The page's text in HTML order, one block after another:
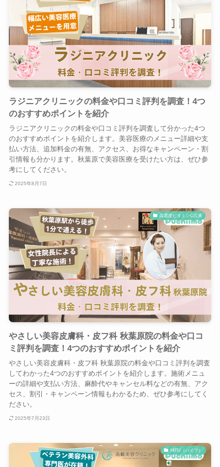
ラジニアクリニックの料金や口コミ評判を調査！4つ
のおすすめポイントを紹介
ラジニアクリニックの料金や口コミ評判を調査して分かった4つ
のおすすめポイントを紹介します。美容医療のメニュー詳細や支
払い方法、追加料金の有無、アクセス、お得なキャンペーン・割
引情報も分かります。秋葉原で美容医療を受けたい方は、ぜひ参
考にしてください。
2025年8月7日
高濃度ビタミンC点滴
やさしい美容皮膚科・皮フ科 秋葉原院の料金や口コ
ミ評判を調査！4つのおすすめポイントを紹介
やさしい美容皮膚科・皮フ科 秋葉原院の料金や口コミ評判を調査
してわかった4つのおすすめポイントを紹介します。施術メニュ
ーの詳細や支払い方法、麻酔代やキャンセル料などの有無、アク
セス、割引・キャンペーン情報もわかるため、ぜひ参考にしてく
ださい。
2025年7月23日
HIFU（ハイフ）